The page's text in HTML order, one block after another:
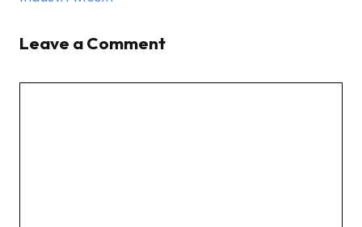
Leave a Comment